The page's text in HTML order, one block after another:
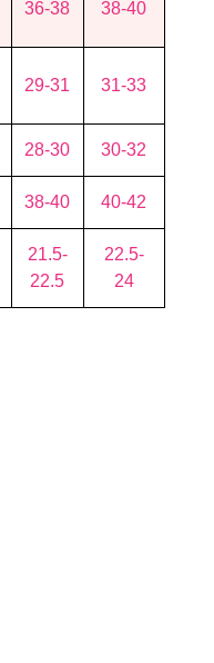
36-38 38-40
29-31 31-33
28-30 30-32
38-40 40-42
21.5-
22.5
22.5-
24